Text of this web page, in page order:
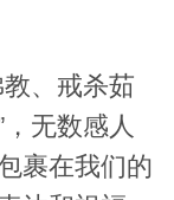
、戒杀茹
无数感人
裹在我们的